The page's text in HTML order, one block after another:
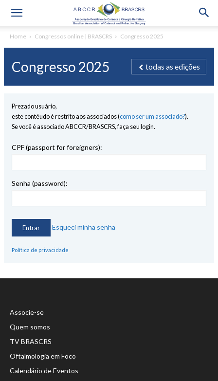
Home Congressos online | BRASCRS Congresso 2025
Congresso 2025 todas as edições
Prezado usuário,
este contéudo é restrito aos associados (como ser um associado?).
Se você é associado ABCCR/BRASCRS, faça seu login.
CPF (passport for foreigners):
Senha (password):
Esqueci minha senha
Política de privacidade
Associe-se
Quem somos
TV BRASCRS
Oftalmologia em Foco
Calendário de Eventos